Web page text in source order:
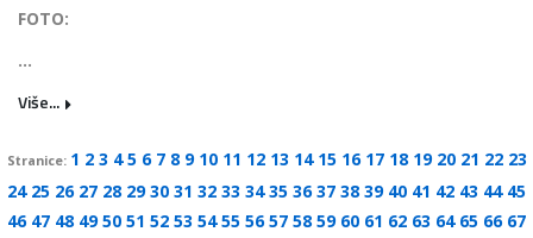
FOTO:
...
Više...
Stranice: 1 2 3 4 5 6 7 8 9 10 11 12 13 14 15 16 17 18 19 20 21 22 23
24 25 26 27 28 29 30 31 32 33 34 35 36 37 38 39 40 41 42 43 44 45
46 47 48 49 50 51 52 53 54 55 56 57 58 59 60 61 62 63 64 65 66 67